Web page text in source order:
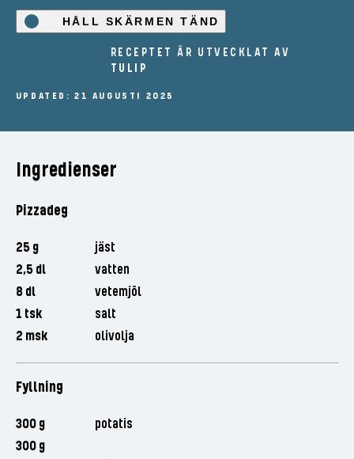
HÅLL SKÄRMEN TÄND
RECEPTET ÄR UTVECKLAT AV
TULIP
UPDATED: 21 AUGUSTI 2025
Ingredienser
Pizzadeg
25 g
jäst
2,5 dl
vatten
8 dl
vetemjöl
1 tsk
salt
2 msk
olivolja
Fyllning
300 g
potatis
300 g